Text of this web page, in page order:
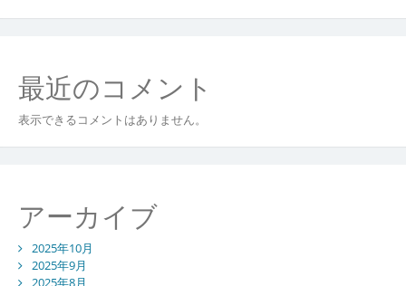
最近のコメント
表示できるコメントはありません。
アーカイブ
2025年10月
2025年9月
2025年8月